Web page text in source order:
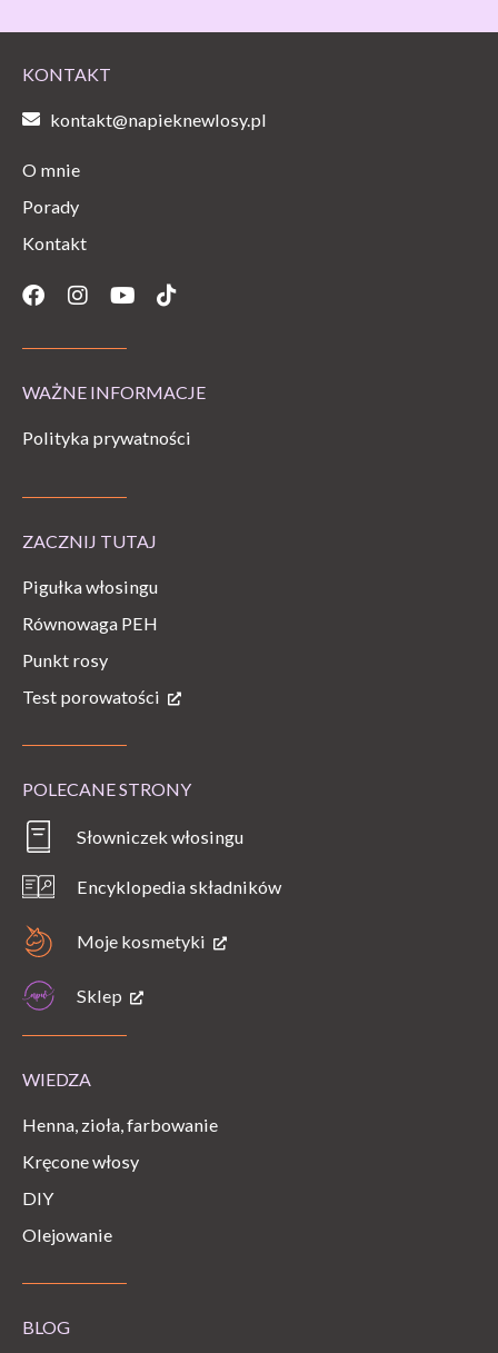
KONTAKT
kontakt@napieknewlosy.pl
O mnie
Porady
Kontakt
Facebook
Instagram
YoutubeTiktok
WAŻNE INFORMACJE
Polityka prywatności
ZACZNIJ TUTAJ
Pigułka włosingu
Równowaga PEH
Punkt rosy
Test porowatości
POLECANE STRONY
Słowniczek włosingu
Encyklopedia składników
Moje kosmetyki
Sklep
WIEDZA
Henna, zioła, farbowanie
Kręcone włosy
DIY
Olejowanie
BLOG